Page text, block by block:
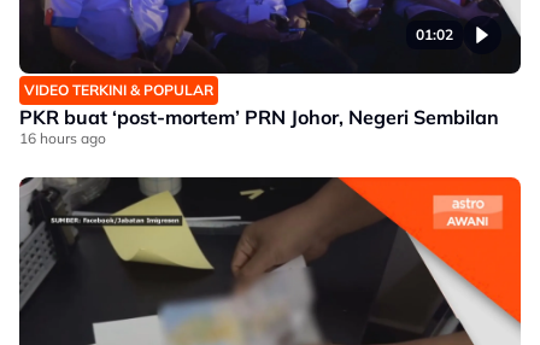
01:02
VIDEO TERKINI & POPULAR
PKR buat ‘post-mortem’ PRN Johor, Negeri Sembilan
16 hours ago